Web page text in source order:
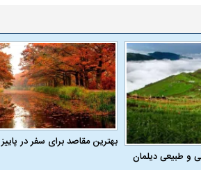
و طبیعی دیلمان
بهترین مقاصد برای سفر در پاییز